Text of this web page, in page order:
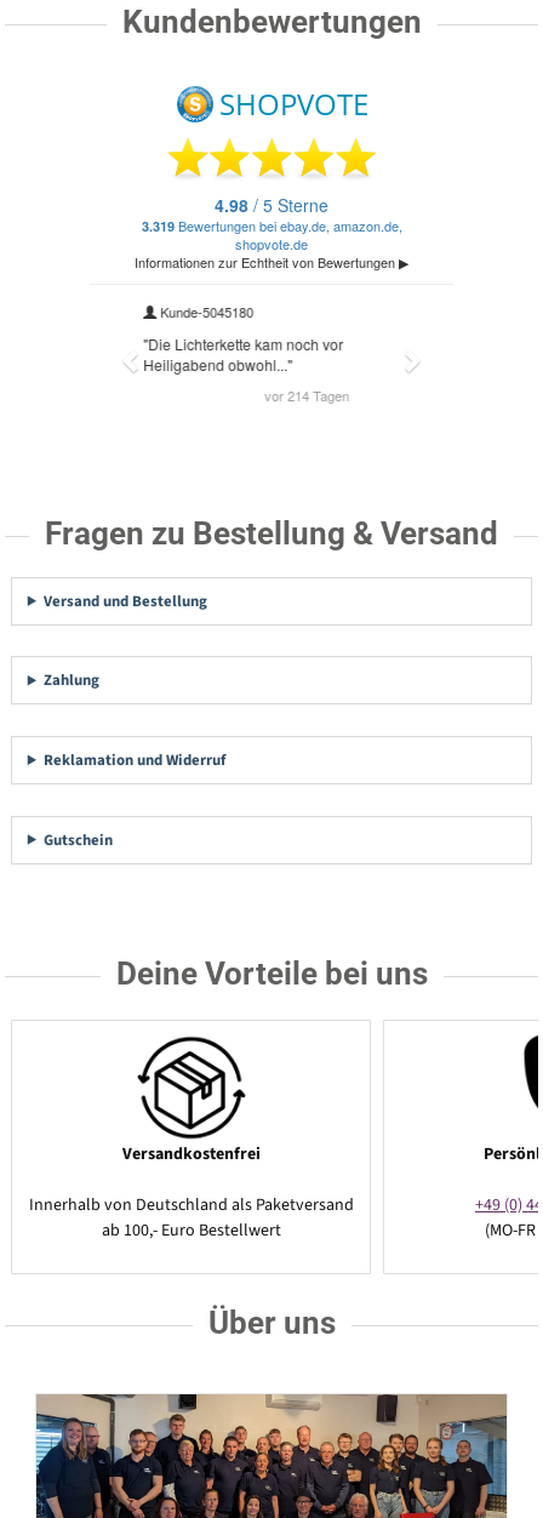
Kundenbewertungen
Fragen zu Bestellung & Versand
Versand und Bestellung
Zahlung
Reklamation und Widerruf
Gutschein
Deine Vorteile bei uns
Versandkostenfrei
Innerhalb von Deutschland als Paketversand
ab 100,- Euro Bestellwert
+49 (0)
(MO-
Über uns